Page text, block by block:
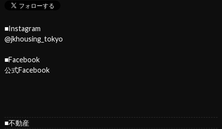
■Instagram
@jkhousing_tokyo
■Facebook
公式Facebook
■不動産